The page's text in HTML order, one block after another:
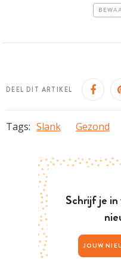
DEEL DIT ARTIKEL
Tags: Slank Gezond
Schrijf je